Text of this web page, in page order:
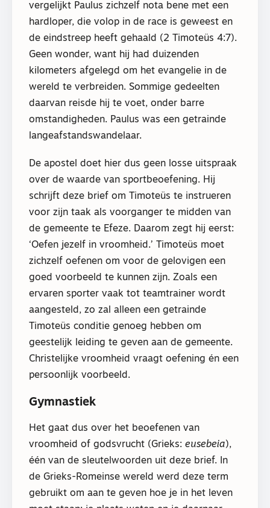
vergelijkt Paulus zichzelf nota bene met een
hardloper, die volop in de race is geweest en
de eindstreep heeft gehaald (2 Timoteüs 4:7).
Geen wonder, want hij had duizenden
kilometers afgelegd om het evangelie in de
wereld te verbreiden. Sommige gedeelten
daarvan reisde hij te voet, onder barre
omstandigheden. Paulus was een getrainde
langeafstandswandelaar.
De apostel doet hier dus geen losse uitspraak
over de waarde van sportbeoefening. Hij
schrijft deze brief om Timoteüs te instrueren
voor zijn taak als voorganger te midden van
de gemeente te Efeze. Daarom zegt hij eerst:
‘Oefen jezelf in vroomheid.’ Timoteüs moet
zichzelf oefenen om voor de gelovigen een
goed voorbeeld te kunnen zijn. Zoals een
ervaren sporter vaak tot teamtrainer wordt
aangesteld, zo zal alleen een getrainde
Timoteüs conditie genoeg hebben om
geestelijk leiding te geven aan de gemeente.
Christelijke vroomheid vraagt oefening én een
persoonlijk voorbeeld.
Gymnastiek
Het gaat dus over het beoefenen van
vroomheid of godsvrucht (Grieks: eusebeia),
één van de sleutelwoorden uit deze brief. In
de Grieks-Romeinse wereld werd deze term
gebruikt om aan te geven hoe je in het leven